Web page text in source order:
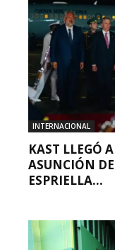
INTERNACIONAL
KAST LLEGÓ
ASUNCIÓN
ESPRIELLA...